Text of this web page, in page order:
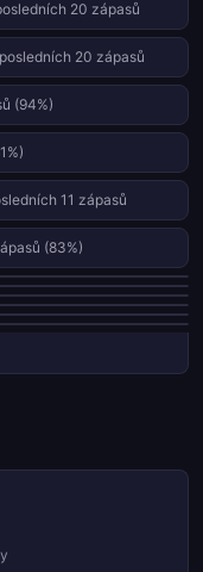
20 zápasů
20 zápasů
(94%)
11 zápasů
(83%)
posledních 10 zápasů
11 zápasů